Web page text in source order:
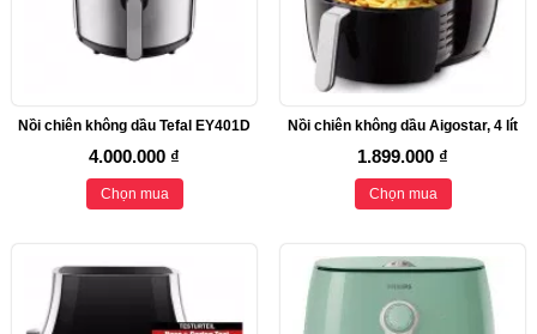
Nồi chiên không dầu Tefal EY401D
4.000.000 ₫
Chọn mua
Nồi chiên không dầu Aigostar, 4 lít
1.899.000 ₫
Chọn mua